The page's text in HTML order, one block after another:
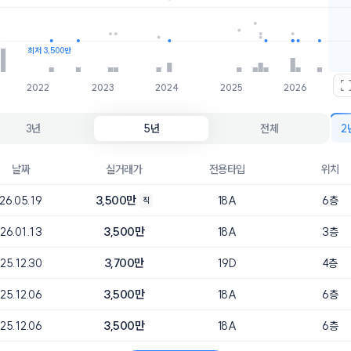
2022 2023 2024 2025 2026
최저 3,500만
3년 5년 전체 2
날짜 실거래가 전용타입 위치
26.05.19 3,500만 직 18A 6층
26.01.13 3,500만 18A 3층
25.12.30 3,700만 19D 4층
25.12.06 3,500만 18A 6층
25.12.06 3,500만 18A 6층